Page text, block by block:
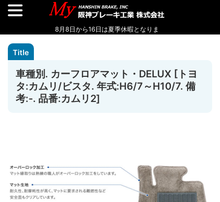
車種別. カーフロアマット・DELUX [トヨ
タ:カムリ/ビスタ. 年式:H6/7～H10/7. 備
考:-. 品番:カムリ2]